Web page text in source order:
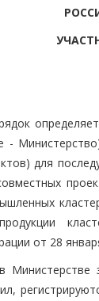
-
для
от 28
Министерстве